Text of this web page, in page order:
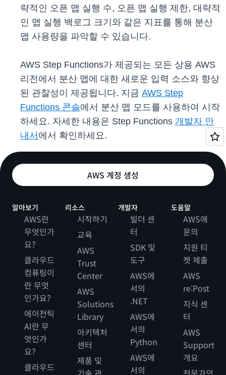
략적인 오픈 맵 실행 수, 오픈 맵 실행 제한, 대략적
인 맵 실행 백로그 크기와 같은 지표를 통해 분산
맵 사용량을 파악할 수 있습니다.
AWS Step Functions가 제공되는 모든 상용 AWS
리전에서 분산 맵에 대한 새로운 입력 소스와 향상
된 관찰성이 제공됩니다. 지금 AWS Step
Functions 콘솔에서 분산 맵 모드를 사용하여 시작
하세요. 자세한 내용은 Step Functions 개발자 안
내서 에서 확인하세요.
AWS 계정 생성
알아보기
AWS란
무엇인가
요?
클라우드
컴퓨팅이
란 무엇
인가요?
에이전틱
AI란 무
엇인가
요?
클라우드
리소스
시작하기
교육
AWS
Trust
Center
AWS
Solutions
Library
아키텍처
센터
제품 및
개발자
빌더 센
터
SDK 및
도구
AWS에
서의
.NET
AWS에
서의
Python
AWS에
서의
도움말
AWS에
문의
지원 티
켓 제출
AWS
re:Post
지식 센
터
AWS
Support
개요